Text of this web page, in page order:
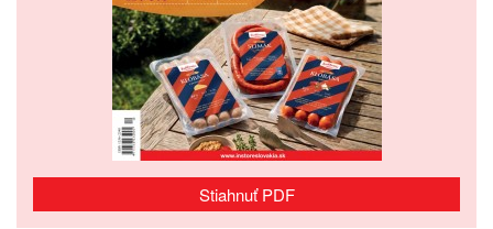
Stiahnuť PDF